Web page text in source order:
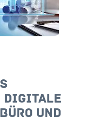
digitale
und